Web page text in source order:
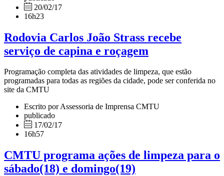
20/02/17
16h23
Rodovia Carlos João Strass recebe
serviço de capina e roçagem
Programação completa das atividades de limpeza, que estão
programadas para todas as regiões da cidade, pode ser conferida no
site da CMTU
Escrito por Assessoria de Imprensa CMTU
publicado
17/02/17
16h57
CMTU programa ações de limpeza para o
sábado(18) e domingo(19)